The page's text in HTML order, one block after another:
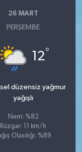
26 MART
PERŞEMBE
12°
düzensiz yağmur
yağışlı
Nem: %82
Rüzgar: 11 km/h
Olasılığı: %89